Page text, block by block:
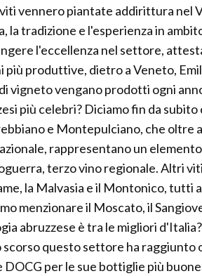
vennero piantate addirittura nel
la tradizione e l'esperienza in
l'eccellenza nel settore,
più produttive, dietro a Veneto,
vigneto vengano prodotti ogni
più celebri? Diciamo fin da
e Montepulciano, che oltre
rappresentano un
terzo vino regionale. Altri
la Malvasia e il Montonico, tutti
menzionare il Moscato, il
abruzzese è tra le migliori
scorso questo settore ha
DOCG per le sue bottiglie più